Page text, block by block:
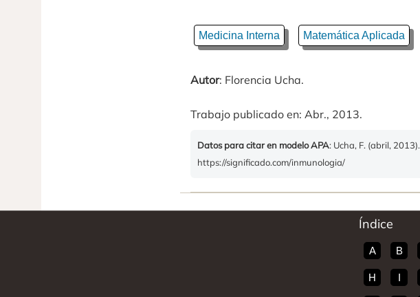
Medicina Interna Matemática Aplicada
Autor: Florencia Ucha.
Trabajo publicado en: Abr., 2013.
Datos para citar en modelo APA: Ucha, F. (abril, 2013).
https://significado.com/inmunologia/
Índice
A B
H I